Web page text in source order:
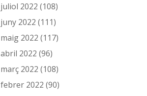
juliol 2022 (108)
juny 2022 (111)
maig 2022 (117)
abril 2022 (96)
març 2022 (108)
febrer 2022 (90)